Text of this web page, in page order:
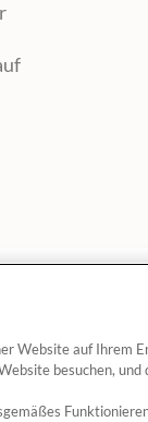
Website auf Ihrem
besuchen, und